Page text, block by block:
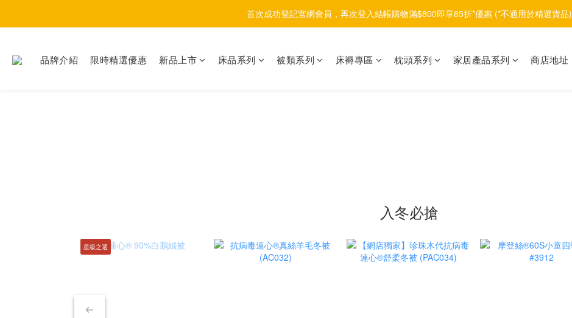
首次成功登記官網會員，再次登入結帳購物滿$800即享85折*優惠 (*不適用於精選貨品)
品牌介紹 限時精選優惠 新品上市 床品系列 被類系列 床褥專區 枕頭系列 家居產品系列 商店地址
入冬必搶
星級之選